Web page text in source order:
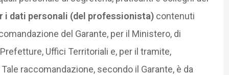
i dati personali (del professionista)contenuti
del Garante, per il Ministero, di
Uffici Territoriali e, per il tramite,
raccomandazione, secondo il Garante, è da